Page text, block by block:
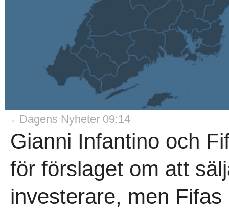
→ Dagens Nyheter 09:14
Gianni Infantino och
för förslaget om att
investerare, men